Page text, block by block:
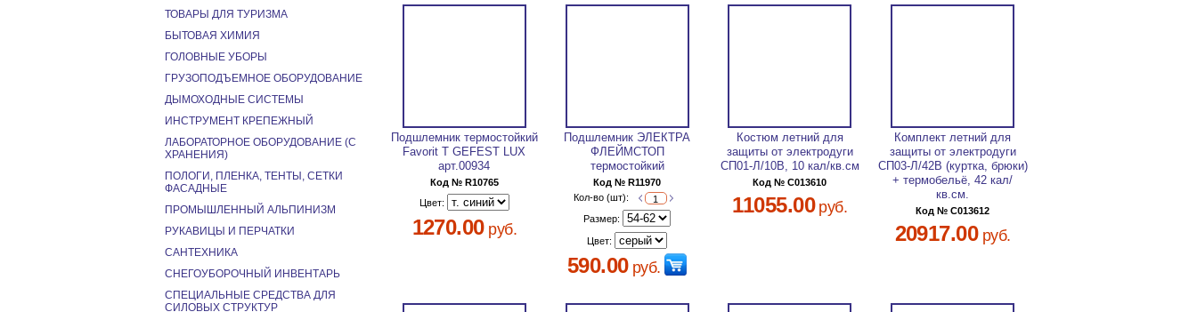
Подшлемник термостойкий
Favorit T GEFEST LUX
арт.00934
Код № R10765
Цвет:
1270.00руб.
Подшлемник ЭЛЕКТРА
ФЛЕЙМСТОП
термостойкий
Код № R11970
Кол-во (шт):
Размер:
Цвет:
590.00руб.
Костюм летний для
защиты от электродуги
СП01-Л/10В, 10 кал/кв.см
Код № C013610
11055.00руб.
Комплект летний для
защиты от электродуги
СП03-Л/42В (куртка, брюки)
+ термобельё, 42 кал/
кв.см.
Код № C013612
20917.00руб.
ТОВАРЫ ДЛЯ ТУРИЗМА
БЫТОВАЯ ХИМИЯ
ГОЛОВНЫЕ УБОРЫ
ГРУЗОПОДЪЕМНОЕ ОБОРУДОВАНИЕ
ДЫМОХОДНЫЕ СИСТЕМЫ
ИНСТРУМЕНТ КРЕПЕЖНЫЙ
ЛАБОРАТОРНОЕ ОБОРУДОВАНИЕ (С
ХРАНЕНИЯ)
ПОЛОГИ, ПЛЕНКА, ТЕНТЫ, СЕТКИ
ФАСАДНЫЕ
ПРОМЫШЛЕННЫЙ АЛЬПИНИЗМ
РУКАВИЦЫ И ПЕРЧАТКИ
САНТЕХНИКА
СНЕГОУБОРОЧНЫЙ ИНВЕНТАРЬ
СПЕЦИАЛЬНЫЕ СРЕДСТВА ДЛЯ
СИЛОВЫХ СТРУКТУР